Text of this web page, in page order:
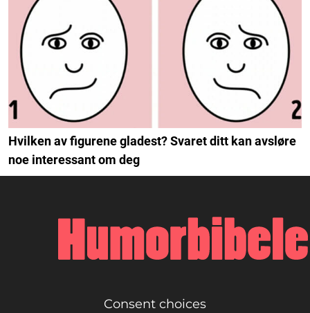
Hvilken av figurene gladest? Svaret ditt kan avsløre
noe interessant om deg
Consent choices